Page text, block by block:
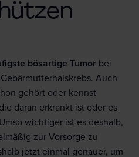
bösartige Tumor bei
Auch
gehört oder kennst
daran erkrankt ist oder es
wichtiger ist es deshalb,
zur Vorsorge zu
jetzt einmal genauer, um